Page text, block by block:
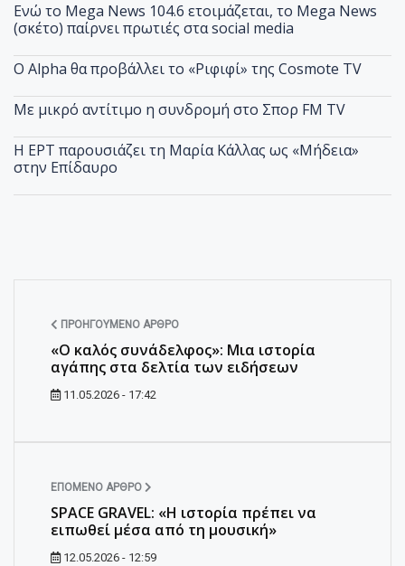
Ενώ το Mega News 104.6 ετοιμάζεται, το Mega News
(σκέτο) παίρνει πρωτιές στα social media
Ο Alpha θα προβάλλει το «Ριφιφί» της Cosmote TV
Με μικρό αντίτιμο η συνδρομή στο Σπορ FM TV
Η ΕΡΤ παρουσιάζει τη Μαρία Κάλλας ως «Μήδεια»
στην Επίδαυρο
ΠΡΟΗΓΟΎΜΕΝΟ ΆΡΘΡΟ
«Ο καλός συνάδελφος»: Μια ιστορία
αγάπης στα δελτία των ειδήσεων
11.05.2026 - 17:42
ΕΠΌΜΕΝΟ ΆΡΘΡΟ
SPACE GRAVEL: «Η ιστορία πρέπει να
ειπωθεί μέσα από τη μουσική»
12.05.2026 - 12:59